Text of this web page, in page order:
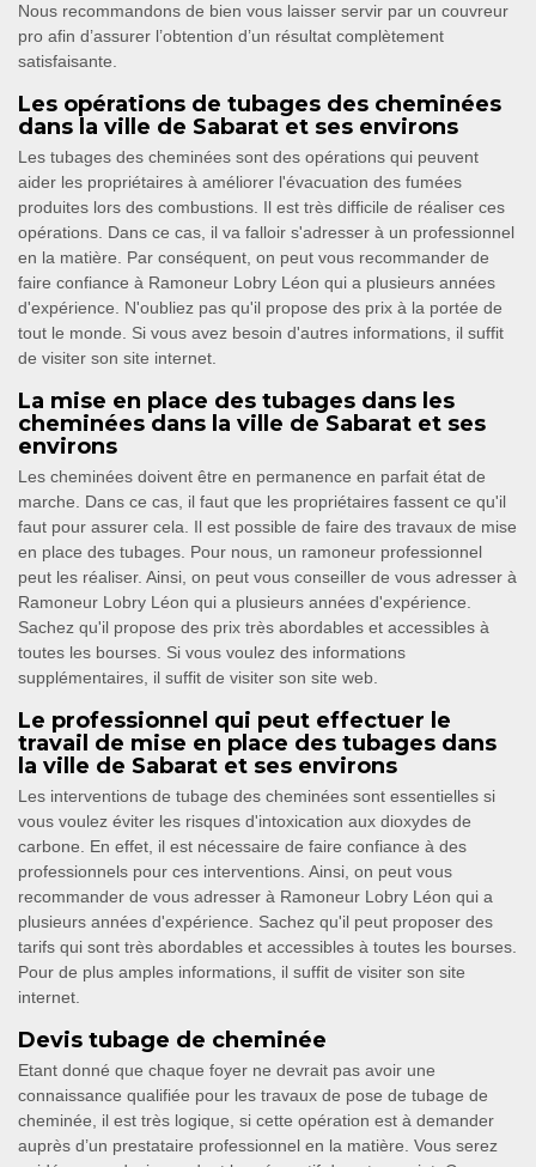
Nous recommandons de bien vous laisser servir par un couvreur
pro afin d’assurer l’obtention d’un résultat complètement
satisfaisante.
Les opérations de tubages des cheminées
dans la ville de Sabarat et ses environs
Les tubages des cheminées sont des opérations qui peuvent
aider les propriétaires à améliorer l'évacuation des fumées
produites lors des combustions. Il est très difficile de réaliser ces
opérations. Dans ce cas, il va falloir s'adresser à un professionnel
en la matière. Par conséquent, on peut vous recommander de
faire confiance à Ramoneur Lobry Léon qui a plusieurs années
d'expérience. N'oubliez pas qu'il propose des prix à la portée de
tout le monde. Si vous avez besoin d'autres informations, il suffit
de visiter son site internet.
La mise en place des tubages dans les
cheminées dans la ville de Sabarat et ses
environs
Les cheminées doivent être en permanence en parfait état de
marche. Dans ce cas, il faut que les propriétaires fassent ce qu'il
faut pour assurer cela. Il est possible de faire des travaux de mise
en place des tubages. Pour nous, un ramoneur professionnel
peut les réaliser. Ainsi, on peut vous conseiller de vous adresser à
Ramoneur Lobry Léon qui a plusieurs années d'expérience.
Sachez qu'il propose des prix très abordables et accessibles à
toutes les bourses. Si vous voulez des informations
supplémentaires, il suffit de visiter son site web.
Le professionnel qui peut effectuer le
travail de mise en place des tubages dans
la ville de Sabarat et ses environs
Les interventions de tubage des cheminées sont essentielles si
vous voulez éviter les risques d'intoxication aux dioxydes de
carbone. En effet, il est nécessaire de faire confiance à des
professionnels pour ces interventions. Ainsi, on peut vous
recommander de vous adresser à Ramoneur Lobry Léon qui a
plusieurs années d'expérience. Sachez qu'il peut proposer des
tarifs qui sont très abordables et accessibles à toutes les bourses.
Pour de plus amples informations, il suffit de visiter son site
internet.
Devis tubage de cheminée
Etant donné que chaque foyer ne devrait pas avoir une
connaissance qualifiée pour les travaux de pose de tubage de
cheminée, il est très logique, si cette opération est à demander
auprès d’un prestataire professionnel en la matière. Vous serez